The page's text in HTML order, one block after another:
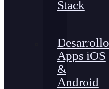
Stack
Desarrollo
Apps iOS
&
Android